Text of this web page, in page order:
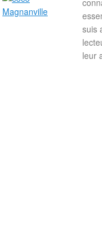
suis
leur